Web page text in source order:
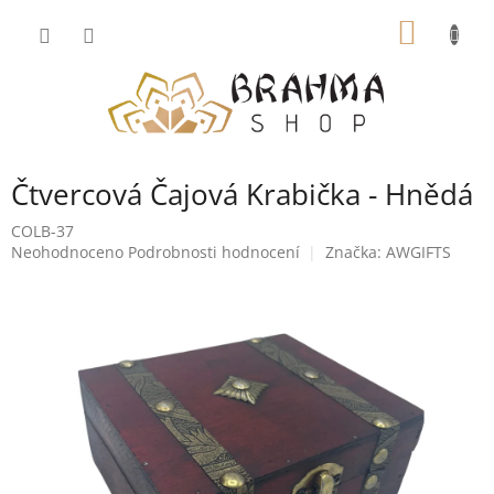
Čtvercová Čajová Krabička - Hnědá
COLB-37
Průměrné
hvězdiček.
Neohodnoceno Podrobnosti hodnocení Značka: AWGIFTS